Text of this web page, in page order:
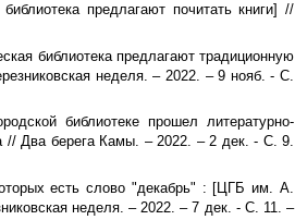
предлагают почитать книги] //
библиотека предлагают традиционную
неделя. – 2022. – 9 нояб. - С.
библиотеке прошел литературно-
Два берега Камы. – 2022. – 2 дек. - С. 9.
есть слово "декабрь" : [ЦГБ им. А.
неделя. – 2022. – 7 дек. - С. 11. –